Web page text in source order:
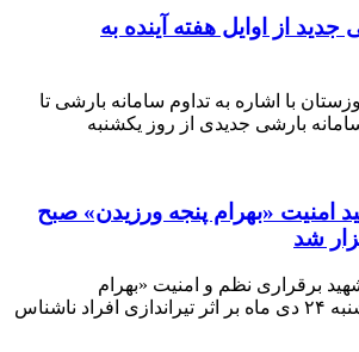
از اوایل هفته آینده به
با اشاره به تداوم سامانه بارشی تا
بارشی جدیدی از روز یکشنبه
امنیت «بهرام پنجه ورزیدن» صبح
شد
برقراری نظم و امنیت «بهرام
ناشناس